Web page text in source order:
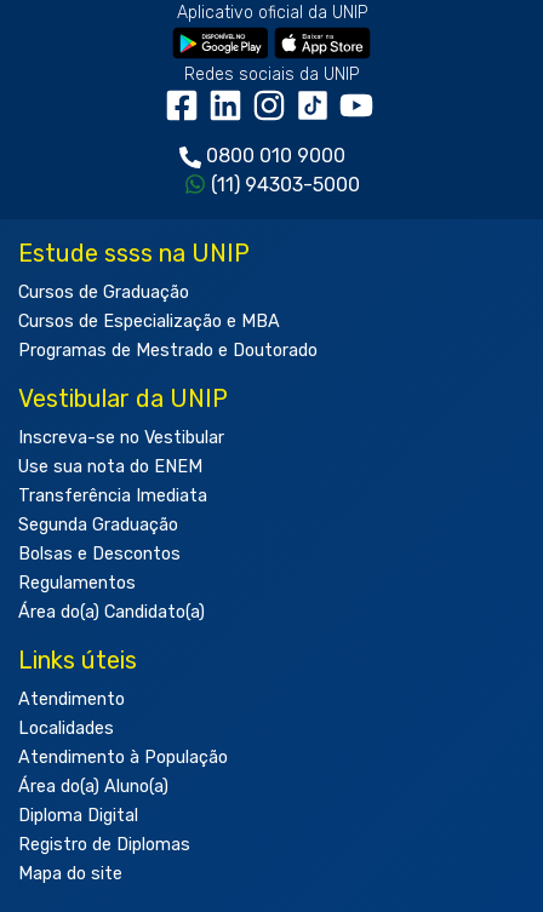
Aplicativo oficial da UNIP
Redes sociais da UNIP
0800 010 9000
(11) 94303-5000
Estude ssss na UNIP
Cursos de Graduação
Cursos de Especialização e MBA
Programas de Mestrado e Doutorado
Vestibular da UNIP
Inscreva-se no Vestibular
Use sua nota do ENEM
Transferência Imediata
Segunda Graduação
Bolsas e Descontos
Regulamentos
Área do(a) Candidato(a)
Links úteis
Atendimento
Localidades
Atendimento à População
Área do(a) Aluno(a)
Diploma Digital
Registro de Diplomas
Mapa do site